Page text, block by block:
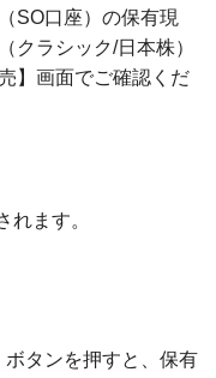
SO口座）の保有現
クラシック/日本株）
】画面でご確認くだ
れます。
タンを押すと、保有